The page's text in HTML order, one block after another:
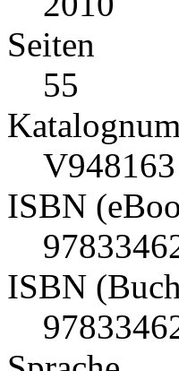
Seiten
55
V948163
ISBN
ISBN